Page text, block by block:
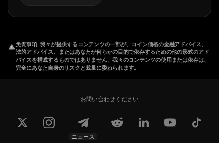
免責事項. 我々が提供するコンテンツの一部が、コイン価格の金融アドバイス、
法的アドバイス、またはあなたが何らかの目的で依存するための他の形式のアド
バイスを構成するものではありません。我々のコンテンツの使用または依存は、
完全にあなた自身のリスクと裁量に委ねられます。
お問い合わせください
ニュース